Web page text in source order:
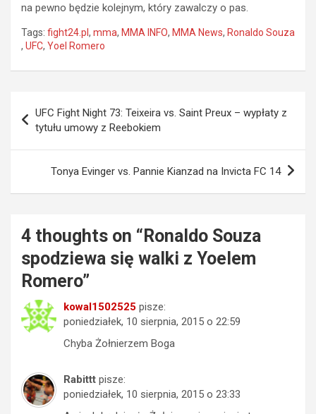
na pewno będzie kolejnym, który zawalczy o pas.
Tags: fight24.pl , mma, MMA INFO, MMA News, Ronaldo Souza
, UFC, Yoel Romero
wpisu
UFC Fight Night 73: Teixeira vs. Saint Preux – wypłaty z
tytułu umowy z Reebokiem
Tonya Evinger vs. Pannie Kianzad na Invicta FC 14
4 thoughts on “ Ronaldo Souza
spodziewa się walki z Yoelem
Romero”
kowal1502525 pisze:
poniedziałek, 10 sierpnia, 2015 o 22:59
Chyba Żołnierzem Boga
Rabittt pisze:
poniedziałek, 10 sierpnia, 2015 o 23:33